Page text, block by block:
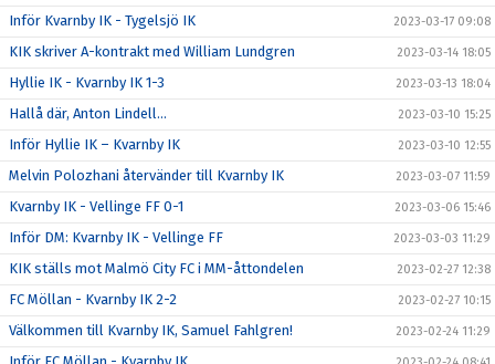
Inför Kvarnby IK - Tygelsjö IK 2023-03-17 09:08
KIK skriver A-kontrakt med William Lundgren 2023-03-14 18:05
Hyllie IK - Kvarnby IK 1-3 2023-03-13 18:04
Hallå där, Anton Lindell… 2023-03-10 15:25
Inför Hyllie IK – Kvarnby IK 2023-03-10 12:55
Melvin Polozhani återvänder till Kvarnby IK 2023-03-07 11:59
Kvarnby IK - Vellinge FF 0-1 2023-03-06 15:46
Inför DM: Kvarnby IK - Vellinge FF 2023-03-03 11:29
KIK ställs mot Malmö City FC i MM-åttondelen 2023-02-27 12:38
FC Möllan - Kvarnby IK 2-2 2023-02-27 10:15
Välkommen till Kvarnby IK, Samuel Fahlgren! 2023-02-24 11:29